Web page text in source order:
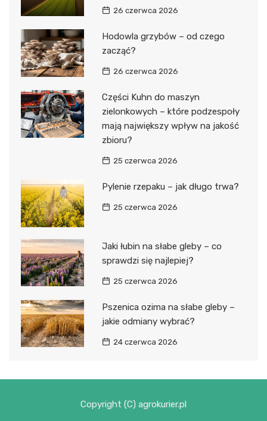
26 czerwca 2026
Hodowla grzybów – od czego
zacząć?
26 czerwca 2026
Części Kuhn do maszyn
zielonkowych – które podzespoły
mają największy wpływ na jakość
zbioru?
25 czerwca 2026
Pylenie rzepaku – jak długo trwa?
25 czerwca 2026
Jaki łubin na słabe gleby – co
sprawdzi się najlepiej?
25 czerwca 2026
Pszenica ozima na słabe gleby –
jakie odmiany wybrać?
24 czerwca 2026
Copyright (C) agrokurier.pl